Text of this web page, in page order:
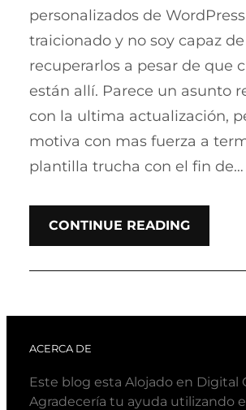
personalizados de
traicionado y no soy capaz de
recuperarlos a pesar de que
están allí. Parece un asunto
con la ultima actualización,
motiva con mas fuerza a
plantilla trucha con el fin de…
CONTINUE READING
ACERCA DE
Este blog esta Alojado en Digital
Agradecería tu ayuda utilizando